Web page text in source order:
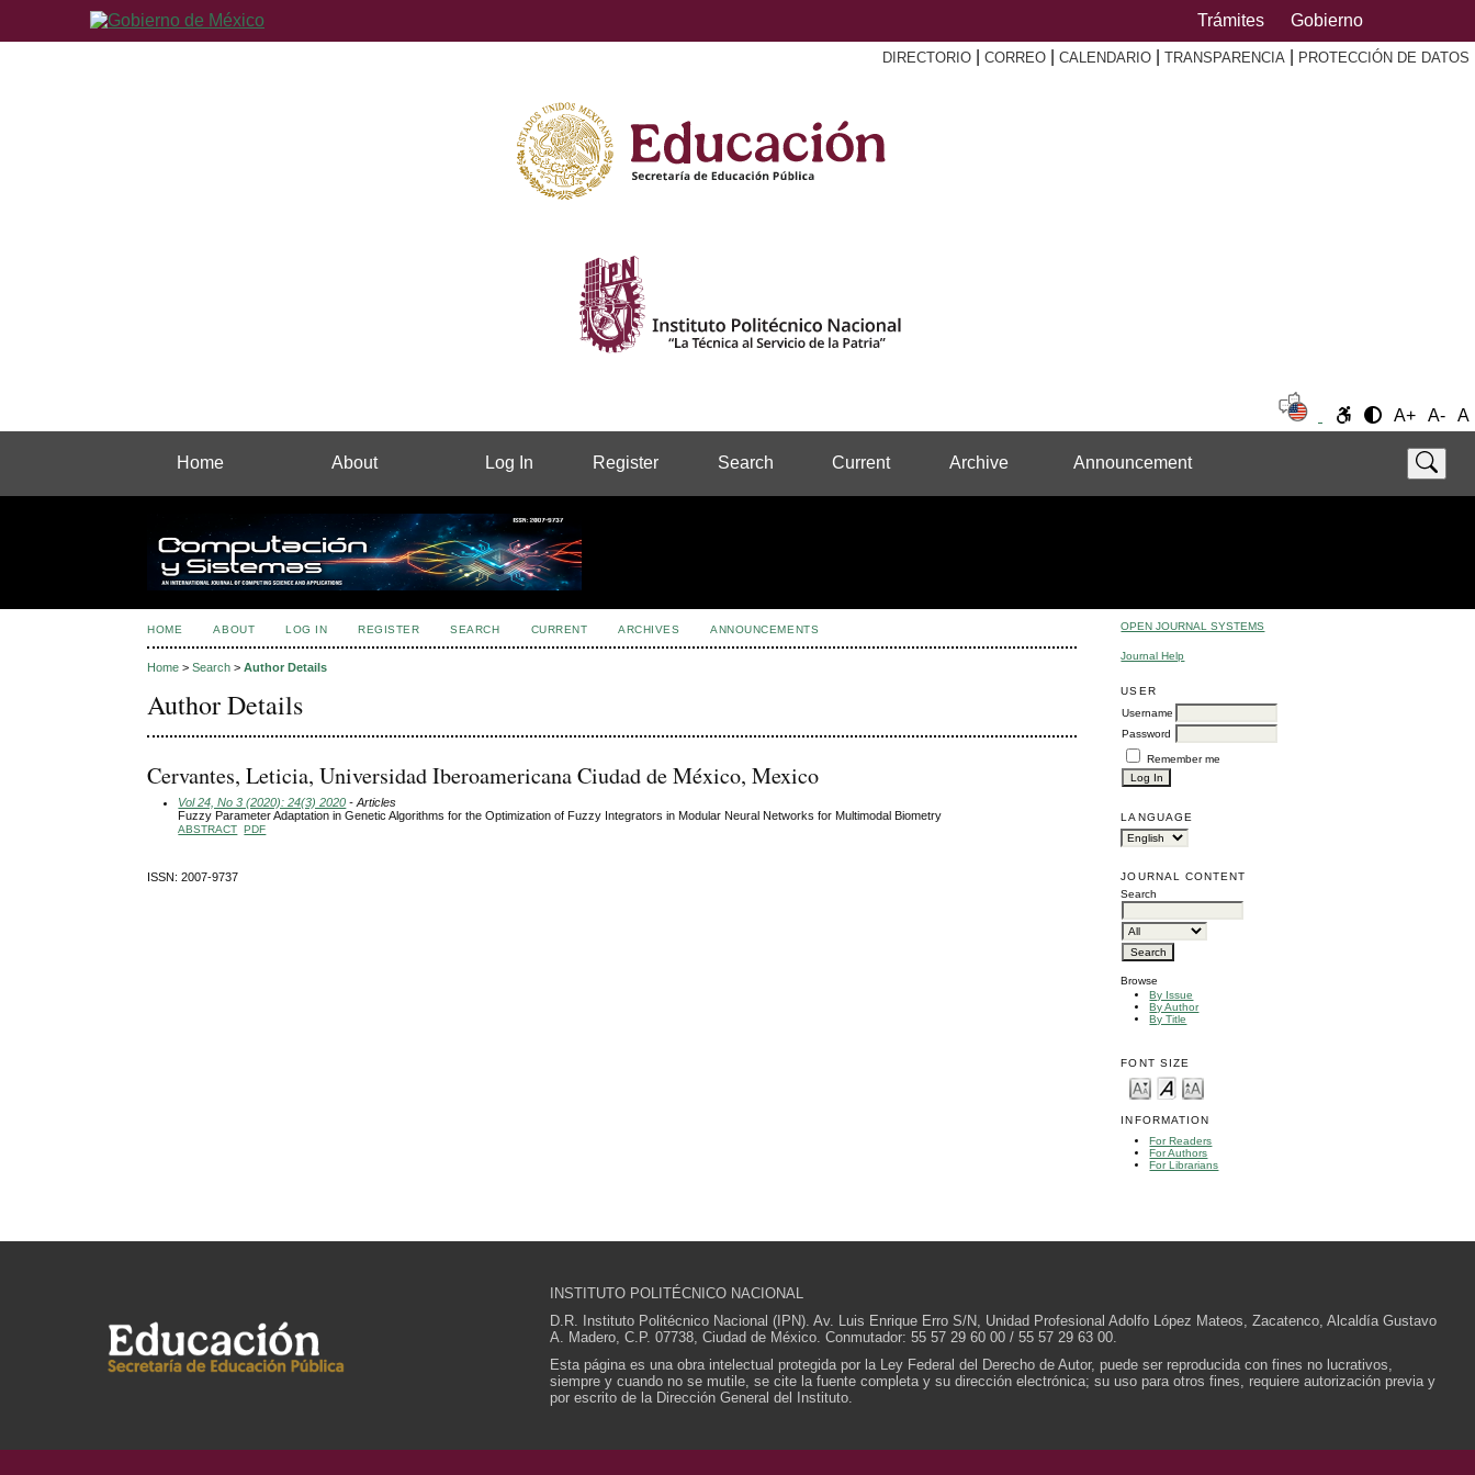
Trámites Gobierno
DIRECTORIO CORREO CALENDARIO TRANSPARENCIA PROTECCIÓN DE DATOS
A+ A- A
Home About Log In Register Search Current Archive Announcement
OPEN JOURNAL SYSTEMS
Journal Help
USER
Username
Password
Remember me
LANGUAGE
JOURNAL CONTENT
Search
Browse
By Issue
By Author
By Title
FONT SIZE
INFORMATION
For Readers
For Authors
For Librarians
HOME ABOUT LOG IN REGISTER SEARCH CURRENT ARCHIVES ANNOUNCEMENTS
Home >Search >Author Details
Author Details
Cervantes, Leticia, Universidad Iberoamericana Ciudad de México, Mexico
Vol 24, No 3 (2020): 24(3) 2020 - Articles
Fuzzy Parameter Adaptation in Genetic Algorithms for the Optimization of Fuzzy Integrators in Modular Neural Networks for Multimodal Biometry
ABSTRACT PDF
ISSN: 2007-9737
INSTITUTO POLITÉCNICO NACIONAL
D.R. Instituto Politécnico Nacional (IPN). Av. Luis Enrique Erro S/N, Unidad Profesional Adolfo López Mateos, Zacatenco, Alcaldía Gustavo
A. Madero, C.P. 07738, Ciudad de México. Conmutador: 55 57 29 60 00 / 55 57 29 63 00.
Esta página es una obra intelectual protegida por la Ley Federal del Derecho de Autor, puede ser reproducida con fines no lucrativos,
siempre y cuando no se mutile, se cite la fuente completa y su dirección electrónica; su uso para otros fines, requiere autorización previa y
por escrito de la Dirección General del Instituto.